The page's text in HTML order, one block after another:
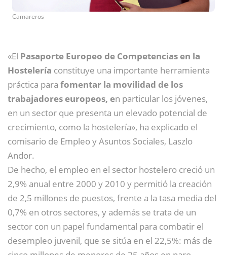
Camareros
«El Pasaporte Europeo de Competencias en la
Hostelería constituye una importante herramienta
práctica para fomentar la movilidad de los
trabajadores europeos, en particular los jóvenes,
en un sector que presenta un elevado potencial de
crecimiento, como la hostelería», ha explicado el
comisario de Empleo y Asuntos Sociales, Laszlo
Andor.
De hecho, el empleo en el sector hostelero creció un
2,9% anual entre 2000 y 2010 y permitió la creación
de 2,5 millones de puestos, frente a la tasa media del
0,7% en otros sectores, y además se trata de un
sector con un papel fundamental para combatir el
desempleo juvenil, que se sitúa en el 22,5%: más de